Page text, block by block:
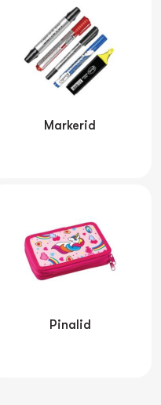
Markerid
Pinalid